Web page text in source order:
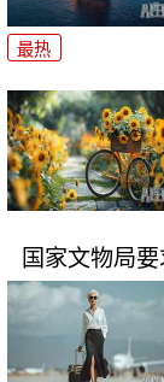
最热
国家文物局